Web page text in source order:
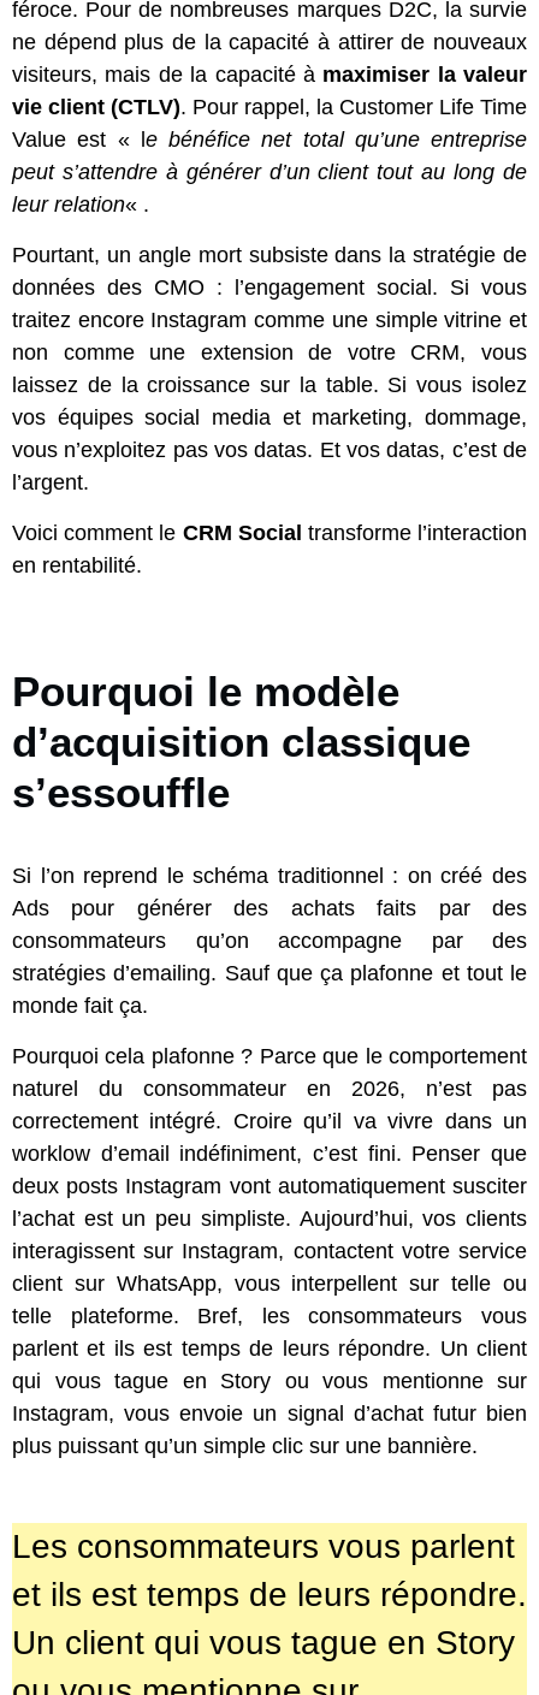
féroce. Pour de nombreuses marques D2C, la survie
ne dépend plus de la capacité à attirer de nouveaux
visiteurs, mais de la capacité à maximiser la valeur
vie client (CTLV). Pour rappel, la Customer Life Time
Value est « l e bénéfice net total qu’une entreprise
peut s’attendre à générer d’un client tout au long de
leur relation« .
Pourtant, un angle mort subsiste dans la stratégie de
données des CMO : l’engagement social. Si vous
traitez encore Instagram comme une simple vitrine et
non comme une extension de votre CRM, vous
laissez de la croissance sur la table. Si vous isolez
vos équipes social media et marketing, dommage,
vous n’exploitez pas vos datas. Et vos datas, c’est de
l’argent.
Voici comment le CRM Social transforme l’interaction
en rentabilité.
Pourquoi le modèle
d’acquisition classique
s’essouffle
Si l’on reprend le schéma traditionnel : on créé des
Ads pour générer des achats faits par des
consommateurs qu’on accompagne par des
stratégies d’emailing. Sauf que ça plafonne et tout le
monde fait ça.
Pourquoi cela plafonne ? Parce que le comportement
naturel du consommateur en 2026, n’est pas
correctement intégré. Croire qu’il va vivre dans un
worklow d’email indéfiniment, c’est fini. Penser que
deux posts Instagram vont automatiquement susciter
l’achat est un peu simpliste. Aujourd’hui, vos clients
interagissent sur Instagram, contactent votre service
client sur WhatsApp, vous interpellent sur telle ou
telle plateforme. Bref, les consommateurs vous
parlent et ils est temps de leurs répondre. Un client
qui vous tague en Story ou vous mentionne sur
Instagram, vous envoie un signal d’achat futur bien
plus puissant qu’un simple clic sur une bannière.
Les consommateurs vous parlent
et ils est temps de leurs répondre.
Un client qui vous tague en Story